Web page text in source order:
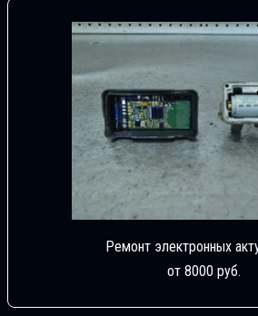
Ремонт электронных
от 8000 руб.